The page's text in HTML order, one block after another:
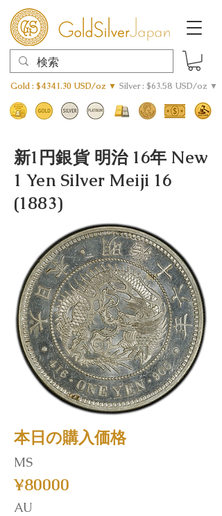
Gold : $4341.30 USD/oz ▼ Silver : $63.58 USD/oz ▼
新1円銀貨 明治 16年 New
1 Yen Silver Meiji 16
(1883)
本日の購入価格
MS
¥80000
AU